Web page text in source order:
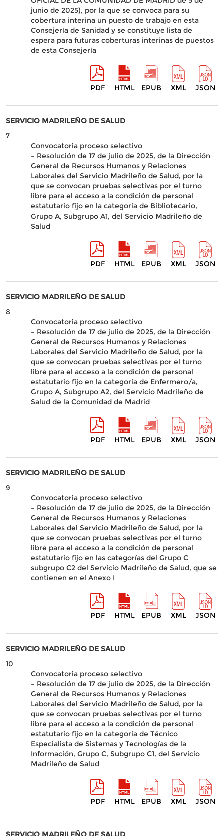
junio de 2025), por la que se convoca para su
cobertura interina un puesto de trabajo en esta
Consejería de Sanidad y se constituye lista de
espera para futuras coberturas interinas de puestos
de esta Consejería
PDF HTML EPUB XML JSON
SERVICIO MADRILEÑO DE SALUD
7
Convocatoria proceso selectivo
– Resolución de 17 de julio de 2025, de la Dirección
General de Recursos Humanos y Relaciones
Laborales del Servicio Madrileño de Salud, por la
que se convocan pruebas selectivas por el turno
libre para el acceso a la condición de personal
estatutario fijo en la categoría de Bibliotecario,
Grupo A, Subgrupo A1, del Servicio Madrileño de
Salud
PDF HTML EPUB XML JSON
SERVICIO MADRILEÑO DE SALUD
8
Convocatoria proceso selectivo
– Resolución de 17 de julio de 2025, de la Dirección
General de Recursos Humanos y Relaciones
Laborales del Servicio Madrileño de Salud, por la
que se convocan pruebas selectivas por el turno
libre para el acceso a la condición de personal
estatutario fijo en la categoría de Enfermero/a,
Grupo A, Subgrupo A2, del Servicio Madrileño de
Salud de la Comunidad de Madrid
PDF HTML EPUB XML JSON
SERVICIO MADRILEÑO DE SALUD
9
Convocatoria proceso selectivo
– Resolución de 17 de julio de 2025, de la Dirección
General de Recursos Humanos y Relaciones
Laborales del Servicio Madrileño de Salud, por la
que se convocan pruebas selectivas por el turno
libre para el acceso a la condición de personal
estatutario fijo en las categorías del Grupo C
subgrupo C2 del Servicio Madrileño de Salud, que se
contienen en el Anexo I
PDF HTML EPUB XML JSON
SERVICIO MADRILEÑO DE SALUD
10
Convocatoria proceso selectivo
– Resolución de 17 de julio de 2025, de la Dirección
General de Recursos Humanos y Relaciones
Laborales del Servicio Madrileño de Salud, por la
que se convocan pruebas selectivas por el turno
libre para el acceso a la condición de personal
estatutario fijo en la categoría de Técnico
Especialista de Sistemas y Tecnologías de la
Información, Grupo C, Subgrupo C1, del Servicio
Madrileño de Salud
PDF HTML EPUB XML JSON